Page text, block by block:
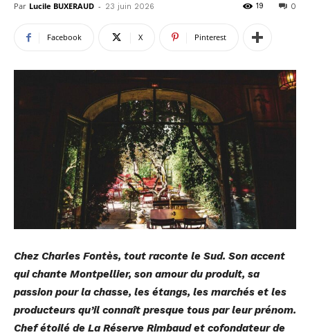
Par Lucile BUXERAUD - 23 juin 2026 0
19
Facebook X Pinterest
Chez Charles Fontès, tout raconte le Sud. Son accent
qui chante Montpellier, son amour du produit, sa
passion pour la chasse, les étangs, les marchés et les
producteurs qu’il connaît presque tous par leur prénom.
Chef étoilé de La Réserve Rimbaud et cofondateur de